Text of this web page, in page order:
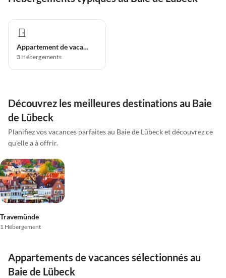
Appartement de vacances
3 Hébergements
Découvrez les meilleures destinations au Baie
de Lübeck
Planifiez vos vacances parfaites au Baie de Lübeck et découvrez ce
qu'elle a à offrir.
Travemünde
1 Hébergement
Appartements de vacances sélectionnés au
Baie de Lübeck